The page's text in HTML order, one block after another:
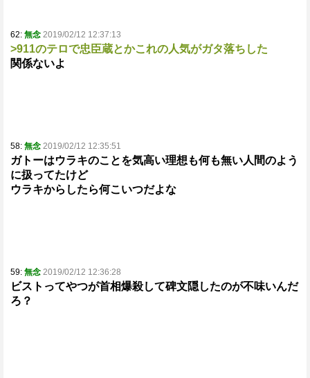
62: 無念 2019/02/12 12:37:13
>911のテロで忠臣蔵とかこれの人気がガタ落ちした
関係ないよ
58: 無念 2019/02/12 12:35:51
ガトーはウラキのことを気高い理想も何も無い人間のよう
に扱ってたけど
ウラキからしたら何こいつだよな
59: 無念 2019/02/12 12:36:28
ビストってやつが首相爆殺して碑文隠したのが不味いんだ
ろ？